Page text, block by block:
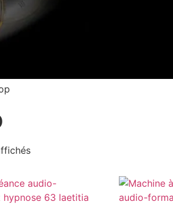
séances
Sur place où à domicile en toute